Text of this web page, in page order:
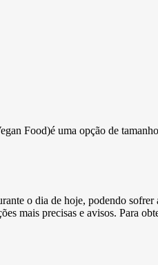
Food)é uma opção de
o dia de hoje, podendo
mais precisas e avisos. Para